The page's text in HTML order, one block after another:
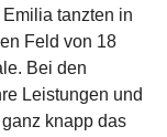
tanzten in
Feld von 18
Bei den
Leistungen und
knapp das